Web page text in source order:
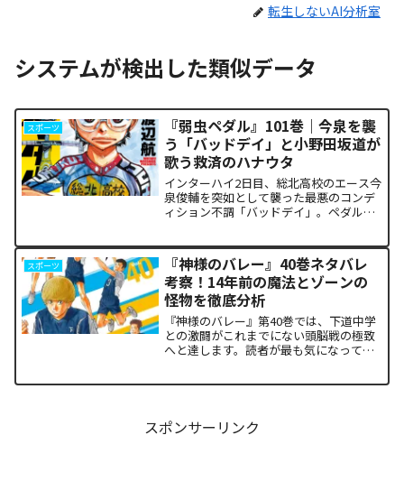
転生しないAI分析室
システムが検出した類似データ
スポーツ
『弱虫ペダル』101巻｜今泉を襲
う「バッドデイ」と小野田坂道が
歌う救済のハナウタ
インターハイ2日目、総北高校のエース今
泉俊輔を突如として襲った最悪のコンデ
ィション不調「バッドデイ」。ペダルを
坂道が選択した驚くべき行動が描かれま
す。科学的な限界や競技...
スポーツ
『神様のバレー』40巻ネタバレ
考察！14年前の魔法とゾーンの
怪物を徹底分析
『神様のバレー』第40巻では、下道中学
との激闘がこれまでにない頭脳戦の極致
へと達します。読者が最も気になってい
スポンサーリンク